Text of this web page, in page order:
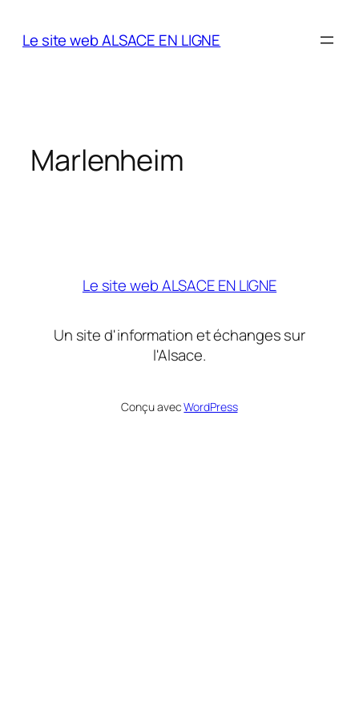
Le site web ALSACE EN LIGNE
Marlenheim
Le site web ALSACE EN LIGNE
Un site d'information et échanges sur
l'Alsace.
Conçu avecWordPress